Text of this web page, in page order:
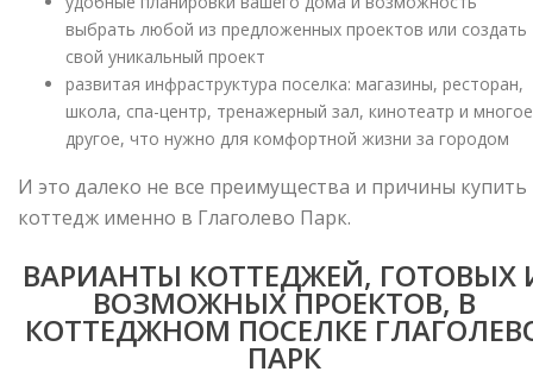
выбрать любой из предложенных проектов или создать
свой уникальный проект
развитая инфраструктура поселка: магазины, ресторан,
школа, спа-центр, тренажерный зал, кинотеатр и многое
другое, что нужно для комфортной жизни за городом
И это далеко не все преимущества и причины купить
коттедж именно в Глаголево Парк.
ВАРИАНТЫ КОТТЕДЖЕЙ, ГОТОВЫХ
ВОЗМОЖНЫХ ПРОЕКТОВ, В
КОТТЕДЖНОМ ПОСЕЛКЕ
ПАРК